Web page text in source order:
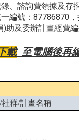
、諮詢費領據及存
編號：87786870，
助及委辦計畫經費
載至電腦後再
社群/計畫名稱